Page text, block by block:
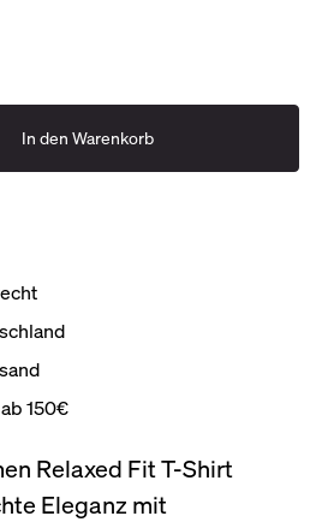
In den Warenkorb
150€
Relaxed Fit T-Shirt
Eleganz mit